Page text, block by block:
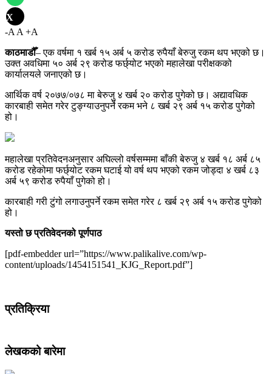
X
-A A +A
काठमाडौँ– एक वर्षमा १ खर्ब १५ अर्ब ५ करोड रुपैयाँ बेरुजु रकम थप भएको छ।
उक्त अवधिमा ५० अर्ब २९ करोड फर्छ्योट भएको महालेखा परीक्षकको
कार्यालयले जनाएको छ।
आर्थिक वर्ष २०७७/०७८ मा बेरुजु ४ खर्ब २० करोड पुगेको छ। अद्यावधिक
कारबाही समेत गरेर टुङ्ग्याउनुपर्ने रकम भने ८ खर्ब २९ अर्ब १५ करोड पुगेको
हो।
महालेखा प्रतिवेदनअनुसार अघिल्लो वर्षसम्ममा बाँकी बेरुजु ४ खर्ब १८ अर्ब ८५
करोड रहेकोमा फर्छ्योट रकम घटाई यो वर्ष थप भएको रकम जोड्दा ४ खर्ब ८३
अर्ब ५९ करोड रुपैयाँ पुगेको हो।
कारबाही गरी टुंगो लगाउनुपर्ने रकम समेत गरेर ८ खर्ब २९ अर्ब १५ करोड पुगेको
हो।
यस्तो छ प्रतिवेदनको पूर्णपाठ
[pdf-embedder url=”https://www.palikalive.com/wp-
content/uploads/1454151541_KJG_Report.pdf”]
प्रतिक्रिया
लेखकको बारेमा